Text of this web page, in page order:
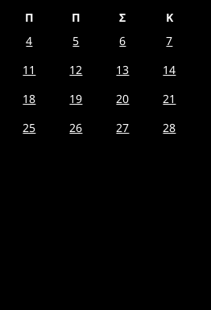
Π Π Σ
Κ
4 5 6
7
11 12 13
14
18 19 20
21
25 26 27
28